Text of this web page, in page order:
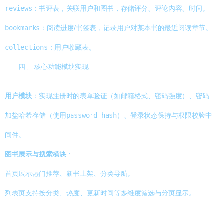
reviews ：书评表，关联用户和图书，存储评分、评论内容、时间。
bookmarks ：阅读进度/书签表，记录用户对某本书的最近阅读章节。
collections ：用户收藏表。
四、 核心功能模块实现
用户模块 ：实现注册时的表单验证（如邮箱格式、密码强度）、密码
加盐哈希存储（使用password_hash）、登录状态保持与权限校验中
间件。
图书展示与搜索模块 ：
首页展示热门推荐、新书上架、分类导航。
列表页支持按分类、热度、更新时间等多维度筛选与分页显示。